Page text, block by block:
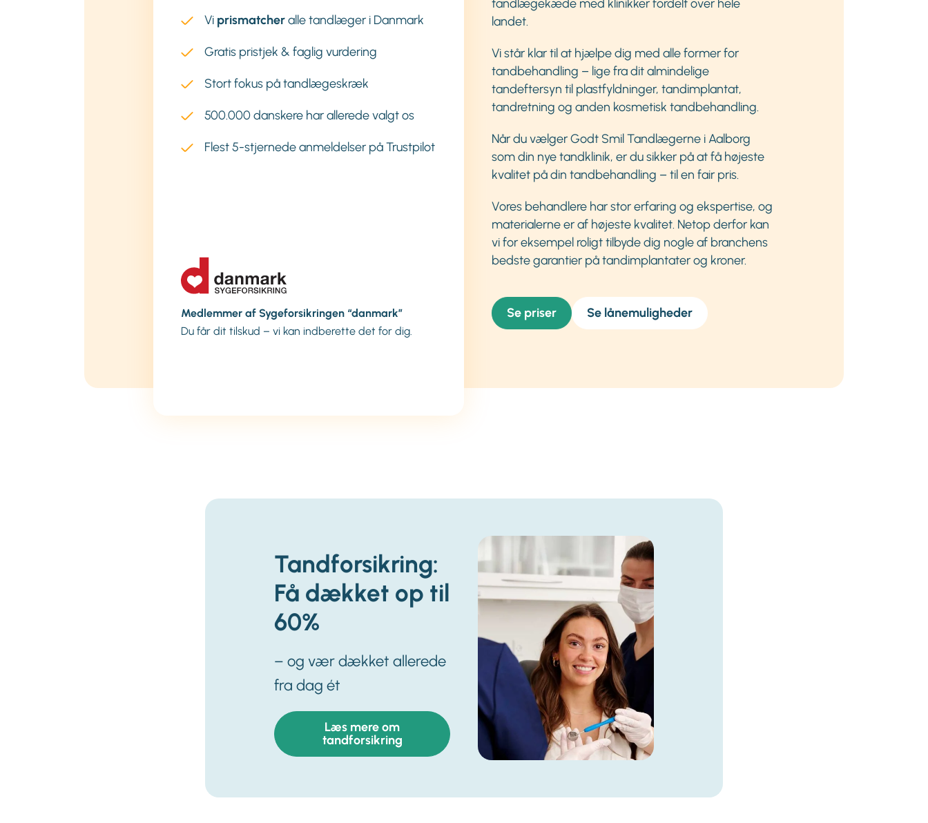
Vi prismatcheralle tandlæger i Danmark
Gratis pristjek & faglig vurdering
Stort fokus på tandlægeskræk
500.000 danskere har allerede valgt os
Flest 5-stjernede anmeldelser på Trustpilot
Medlemmer af Sygeforsikringen “danmark”
Du får dit tilskud – vi kan indberette det for dig.
tandlægekæde med klinikker fordelt over hele
landet.
Vi står klar til at hjælpe dig med alle former for
tandbehandling – lige fra dit almindelige
tandeftersyn til plastfyldninger, tandimplantat,
tandretning og anden kosmetisk tandbehandling.
Når du vælger Godt Smil Tandlægerne i Aalborg
som din nye tandklinik, er du sikker på at få højeste
kvalitet på din tandbehandling – til en fair pris.
Vores behandlere har stor erfaring og ekspertise, og
materialerne er af højeste kvalitet. Netop derfor kan
vi for eksempel roligt tilbyde dig nogle af branchens
bedste garantier på tandimplantater og kroner.
Se priser Se lånemuligheder
Tandforsikring:
Få dækket op til
60%
– og vær dækket allerede
fra dag ét
Læs mere om
tandforsikring